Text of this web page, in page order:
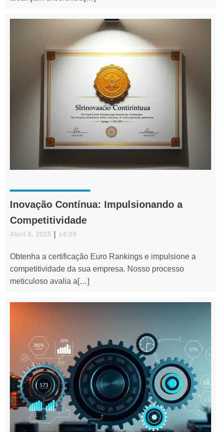
Inovação Contínua: Impulsionando a
Competitividade
Abril 8, 2025 14:29
Obtenha a certificação Euro Rankings e impulsione a
competitividade da sua empresa. Nosso processo
meticuloso avalia a[…]